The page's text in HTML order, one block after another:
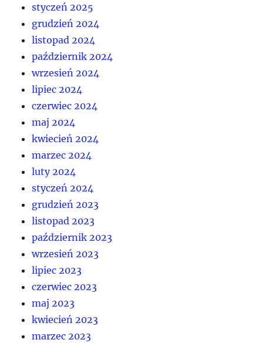
styczeń 2025
grudzień 2024
listopad 2024
październik 2024
wrzesień 2024
lipiec 2024
czerwiec 2024
maj 2024
kwiecień 2024
marzec 2024
luty 2024
styczeń 2024
grudzień 2023
listopad 2023
październik 2023
wrzesień 2023
lipiec 2023
czerwiec 2023
maj 2023
kwiecień 2023
marzec 2023